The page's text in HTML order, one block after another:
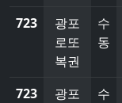
723
광포
로또
복권
수
동
723
광포
수